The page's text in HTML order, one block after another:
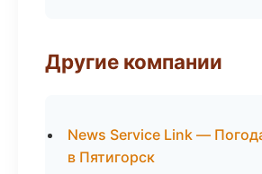
Другие компании
News Service Link —
в Пятигорск